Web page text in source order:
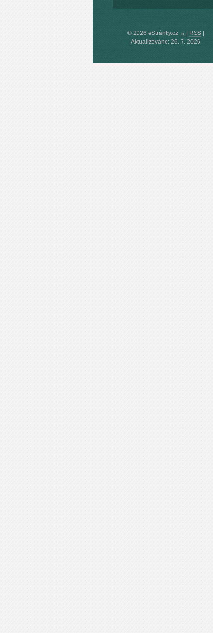
© 2026 eStránky.cz RSS|
Aktualizováno: 26. 7. 2026